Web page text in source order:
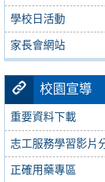
學校日活動
家長會網站
校園宣導
重要資料下載
志工服務學習影片
正確用藥專區